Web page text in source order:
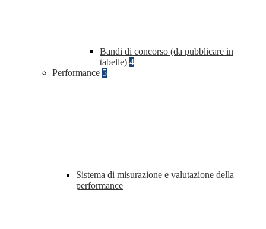
Bandi di concorso (da pubblicare in
tabelle) 4
Performance 5
Sistema di misurazione e valutazione della
performance